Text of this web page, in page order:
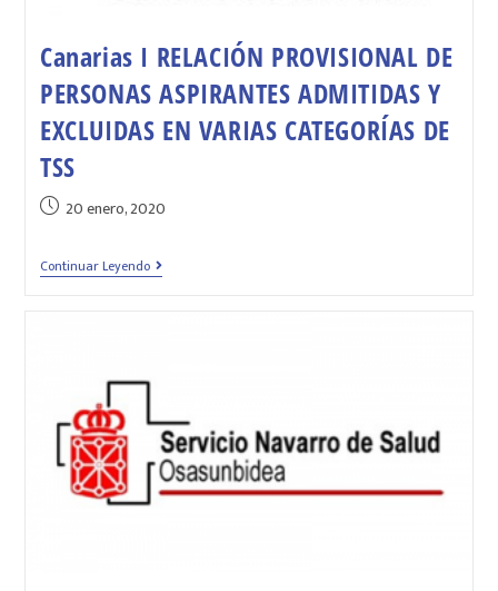
Canarias I RELACIÓN PROVISIONAL DE
PERSONAS ASPIRANTES ADMITIDAS Y
EXCLUIDAS EN VARIAS CATEGORÍAS DE
TSS
20 enero, 2020
Continuar Leyendo